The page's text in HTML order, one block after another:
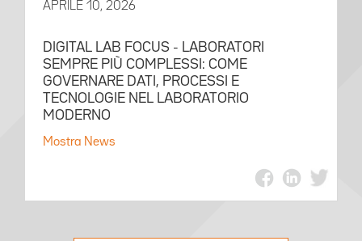
APRILE 10, 2026
DIGITAL LAB FOCUS - LABORATORI
SEMPRE PIÙ COMPLESSI: COME
GOVERNARE DATI, PROCESSI E
TECNOLOGIE NEL LABORATORIO
MODERNO
Mostra News